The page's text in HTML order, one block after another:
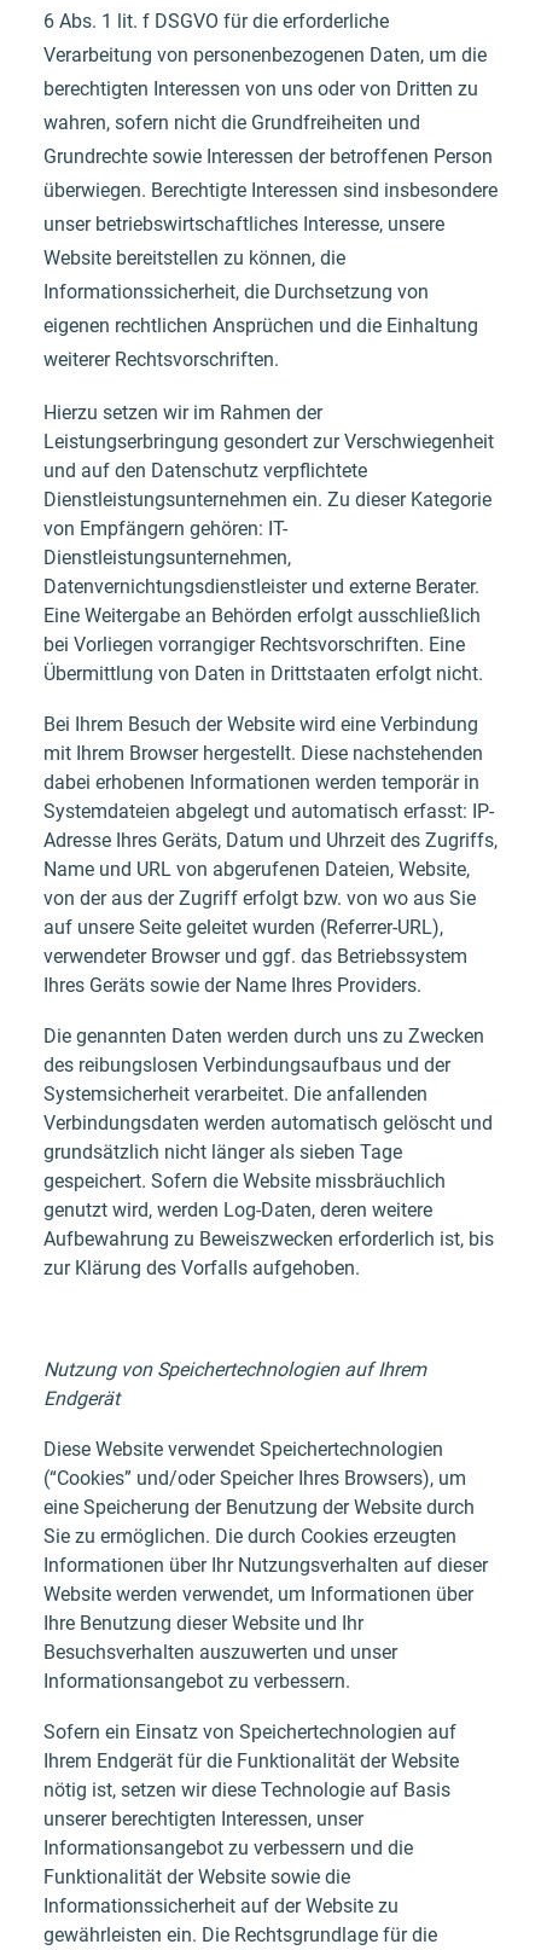
6 Abs. 1 lit. f DSGVO für die erforderliche
Verarbeitung von personenbezogenen Daten, um die
berechtigten Interessen von uns oder von Dritten zu
wahren, sofern nicht die Grundfreiheiten und
Grundrechte sowie Interessen der betroffenen Person
überwiegen. Berechtigte Interessen sind insbesondere
unser betriebswirtschaftliches Interesse, unsere
Website bereitstellen zu können, die
Informationssicherheit, die Durchsetzung von
eigenen rechtlichen Ansprüchen und die Einhaltung
weiterer Rechtsvorschriften.
Hierzu setzen wir im Rahmen der
Leistungserbringung gesondert zur Verschwiegenheit
und auf den Datenschutz verpflichtete
Dienstleistungsunternehmen ein. Zu dieser Kategorie
von Empfängern gehören: IT-
Dienstleistungsunternehmen,
Datenvernichtungsdienstleister und externe Berater.
Eine Weitergabe an Behörden erfolgt ausschließlich
bei Vorliegen vorrangiger Rechtsvorschriften. Eine
Übermittlung von Daten in Drittstaaten erfolgt nicht.
Bei Ihrem Besuch der Website wird eine Verbindung
mit Ihrem Browser hergestellt. Diese nachstehenden
dabei erhobenen Informationen werden temporär in
Systemdateien abgelegt und automatisch erfasst: IP-
Adresse Ihres Geräts, Datum und Uhrzeit des Zugriffs,
Name und URL von abgerufenen Dateien, Website,
von der aus der Zugriff erfolgt bzw. von wo aus Sie
auf unsere Seite geleitet wurden (Referrer-URL),
verwendeter Browser und ggf. das Betriebssystem
Ihres Geräts sowie der Name Ihres Providers.
Die genannten Daten werden durch uns zu Zwecken
des reibungslosen Verbindungsaufbaus und der
Systemsicherheit verarbeitet. Die anfallenden
Verbindungsdaten werden automatisch gelöscht und
grundsätzlich nicht länger als sieben Tage
gespeichert. Sofern die Website missbräuchlich
genutzt wird, werden Log-Daten, deren weitere
Aufbewahrung zu Beweiszwecken erforderlich ist, bis
zur Klärung des Vorfalls aufgehoben.
Nutzung von Speichertechnologien auf Ihrem
Endgerät
Diese Website verwendet Speichertechnologien
(“Cookies” und/oder Speicher Ihres Browsers), um
eine Speicherung der Benutzung der Website durch
Sie zu ermöglichen. Die durch Cookies erzeugten
Informationen über Ihr Nutzungsverhalten auf dieser
Website werden verwendet, um Informationen über
Ihre Benutzung dieser Website und Ihr
Besuchsverhalten auszuwerten und unser
Informationsangebot zu verbessern.
Sofern ein Einsatz von Speichertechnologien auf
Ihrem Endgerät für die Funktionalität der Website
nötig ist, setzen wir diese Technologie auf Basis
unserer berechtigten Interessen, unser
Informationsangebot zu verbessern und die
Funktionalität der Website sowie die
Informationssicherheit auf der Website zu
gewährleisten ein. Die Rechtsgrundlage für die